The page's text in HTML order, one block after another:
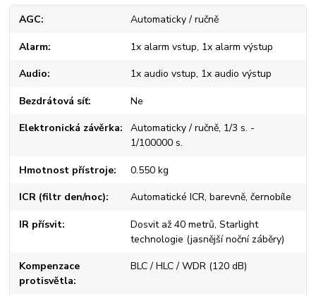
AGC Automaticky / ručně
Alarm 1x alarm vstup, 1x alarm výstup
Audio 1x audio vstup, 1x audio výstup
Bezdrátová síť Ne
Elektronická závěrka
Automaticky / ručně, 1/3 s. -
1/100000 s.
Hmotnost přístroje 0.550 kg
ICR (filtr den/noc) Automatické ICR, barevně, černobíle
IR přísvit
Dosvit až 40 metrů, Starlight
technologie (jasnější noční záběry)
Kompenzace
protisvětla
BLC / HLC / WDR (120 dB)